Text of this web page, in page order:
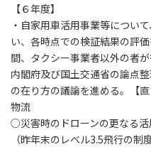
【６年度】
・自家用車活用事業等につい
い、各時点での検証結果の評
間、タクシー事業者以外の者
内閣府及び国土交通省の論点
の在り方の議論を進める。【直
物流
○災害時のドローンの更なる活
（昨年末のレベル3.5飛行の